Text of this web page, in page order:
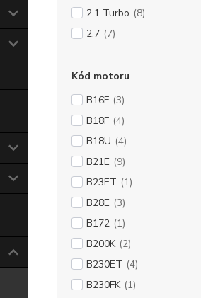
2.1 Turbo (8)
2.7 (7)
Kód motoru
B16F (3)
B18F (4)
B18U (4)
B21E (9)
B23ET (1)
B28E (3)
B172 (1)
B200K (2)
B230ET (4)
B230FK (1)